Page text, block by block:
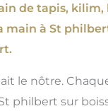
de tapis, kilim,
main à St
le nôtre.
philbert sur